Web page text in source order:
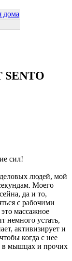
дома
SENTO
сил!
людей, мой
Моего
да и то,
с рабочими
массажное
немного устать,
активизирует и
когда с нее
в мышцах и прочих